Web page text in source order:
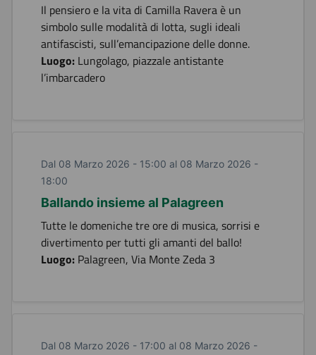
Il pensiero e la vita di Camilla Ravera è un
simbolo sulle modalità di lotta, sugli ideali
antifascisti, sull’emancipazione delle donne.
Luogo: Lungolago, piazzale antistante
l’imbarcadero
Dal 08 Marzo 2026 - 15:00 al 08 Marzo 2026 -
18:00
Ballando insieme al Palagreen
Tutte le domeniche tre ore di musica, sorrisi e
divertimento per tutti gli amanti del ballo!
Luogo: Palagreen, Via Monte Zeda 3
Dal 08 Marzo 2026 - 17:00 al 08 Marzo 2026 -